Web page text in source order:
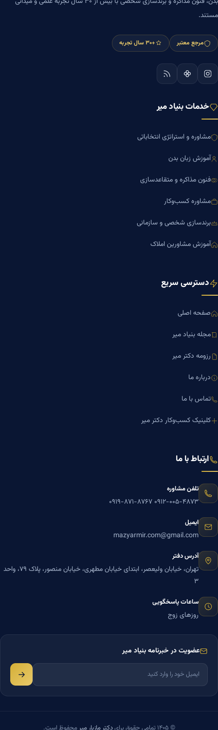
مستند.
مرجع معتبر +۳۰ سال تجربه
خدمات بنیاد میر
مشاوره و استراتژی انتخاباتی
آموزش زبان بدن
فنون مذاکره و متقاعدسازی
مشاوره کسب‌وکار
برندسازی شخصی و سازمانی
آموزش مشاورین املاک
دسترسی سریع
صفحه اصلی
مجله بنیاد میر
رزومه دکتر میر
درباره ما
تماس با ما
کلینیک کسب‌وکار دکتر میر
ارتباط با ما
تلفن مشاوره
۰۹۱۲-۰۰۵-۴۸۷۳ ۰۹۱۹-۸۷۱-۸۷۶۷
ایمیل
mazyarmir.com@gmail.com
آدرس دفتر
تهران، خیابان ولیعصر، ابتدای خیابان مطهری، خیابان منصور، پلاک ۷۹، واحد
۳
ساعات پاسخگویی
روزهای زوج
عضویت در خبرنامه بنیاد میر